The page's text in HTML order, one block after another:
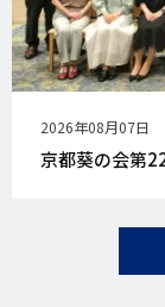
公
開
日
2026年08月07日
京都葵の会第